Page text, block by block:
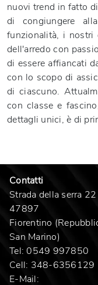
nuovi trend in fatto
di congiungere
funzionalità, i nostri
dell'arredo con
di essere affiancati
con lo scopo di
di ciascuno.
con classe e
dettagli unici, è di
Contatti
Strada della serra
47897
Fiorentino
San Marino)
Tel: 0549 997850
Cell: 348-6356129
E-Mail: